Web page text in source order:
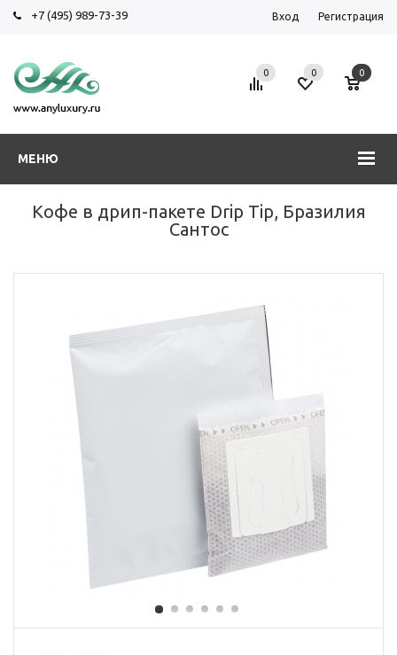
+7 (495) 989-73-39 Вход Регистрация
МЕНЮ
0 0 0
Кофе в дрип-пакете Drip Tip, Бразилия
Сантос